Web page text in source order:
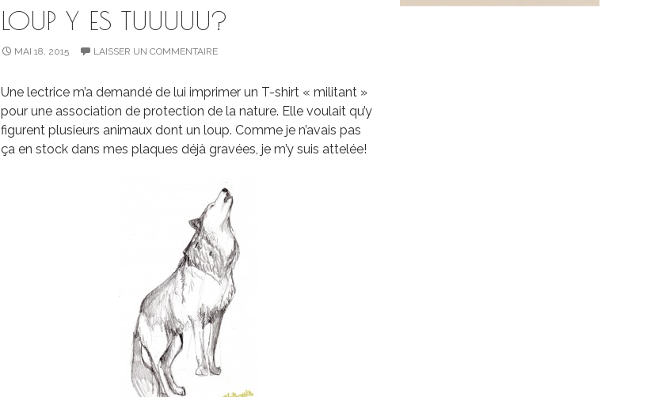
LOUP Y ES TUUUUU?
MAI 18, 2015 LAISSER UN COMMENTAIRE
Une lectrice m’a demandé de lui imprimer un T-shirt « militant »
pour une association de protection de la nature. Elle voulait qu’y
figurent plusieurs animaux dont un loup. Comme je n’avais pas
ça en stock dans mes plaques déjà gravées, je m’y suis attelée!